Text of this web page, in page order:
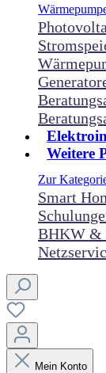
Weitere
Zur
Smart
BHKW &
Mein Konto